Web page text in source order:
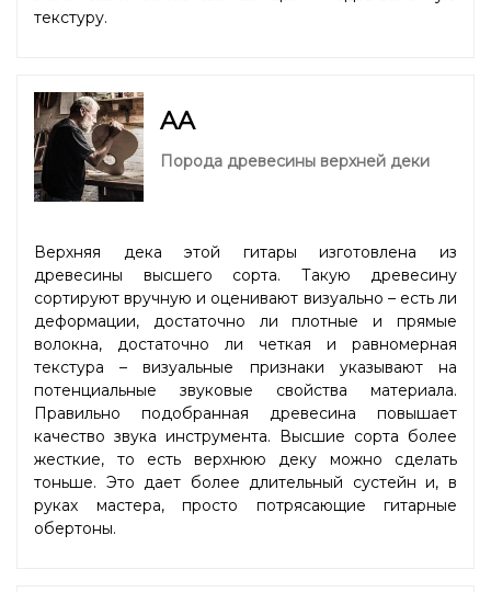
текстуру.
AA
Порода древесины верхней деки
Верхняя дека этой гитары изготовлена из
древесины высшего сорта. Такую древесину
сортируют вручную и оценивают визуально – есть ли
деформации, достаточно ли плотные и прямые
волокна, достаточно ли четкая и равномерная
текстура – визуальные признаки указывают на
потенциальные звуковые свойства материала.
Правильно подобранная древесина повышает
качество звука инструмента. Высшие сорта более
жесткие, то есть верхнюю деку можно сделать
тоньше. Это дает более длительный сустейн и, в
руках мастера, просто потрясающие гитарные
обертоны.